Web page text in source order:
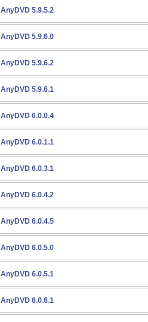
AnyDVD 5.9.5.2
AnyDVD 5.9.6.0
AnyDVD 5.9.6.2
AnyDVD 5.9.6.1
AnyDVD 6.0.0.4
AnyDVD 6.0.1.1
AnyDVD 6.0.3.1
AnyDVD 6.0.4.2
AnyDVD 6.0.4.5
AnyDVD 6.0.5.0
AnyDVD 6.0.5.1
AnyDVD 6.0.6.1